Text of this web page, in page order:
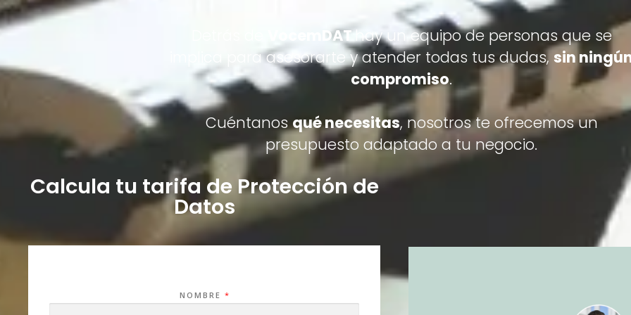
VocemDAThay un equipo de personas que se
implica para asesorarte y atender todas tus dudas, sin
compromiso.
Cuéntanosqué necesitas, nosotros te ofrecemos un
presupuesto adaptado a tu negocio.
Calcula tu tarifa de Protección de
Datos
NOMBRE *